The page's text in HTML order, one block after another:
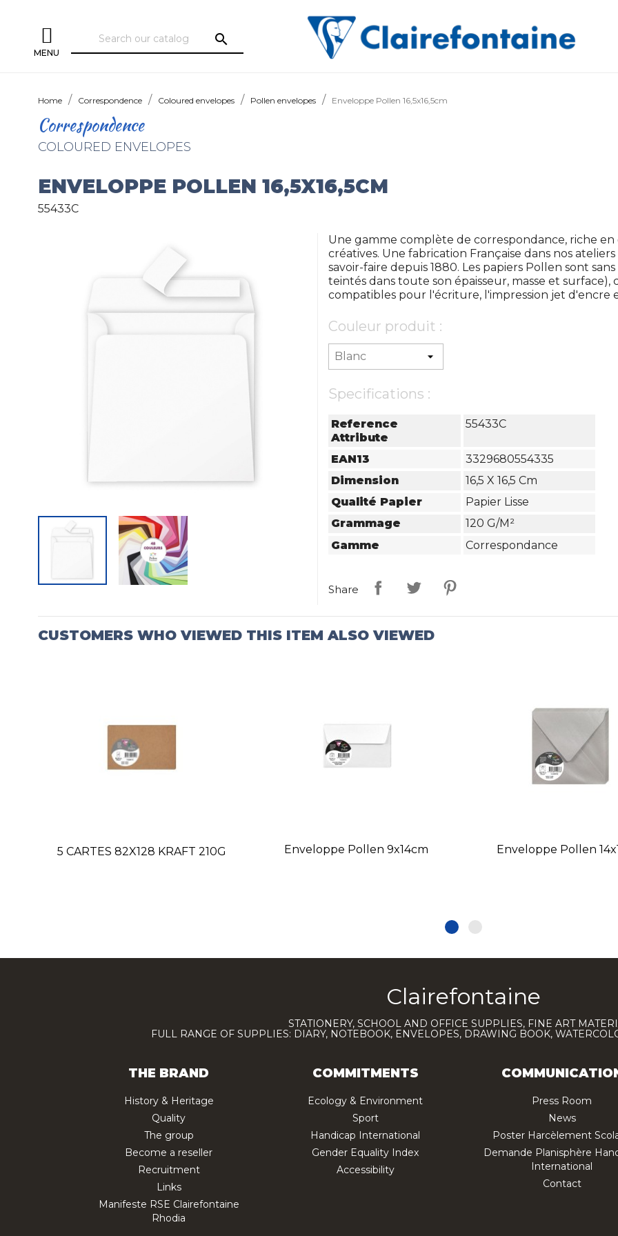
MENU
search
Home Correspondence Coloured envelopes Pollen envelopes Enveloppe Pollen 16,5x16,5cm
Correspondence
COLOURED ENVELOPES
ENVELOPPE POLLEN 16,5X16,5CM
55433C
Une gamme complète de correspondance, riche
créatives. Une fabrication Française dans nos
savoir-faire depuis 1880. Les papiers Pollen sont
teintés dans toute son épaisseur, masse et
compatibles pour l'écriture, l'impression jet d'encre
Couleur produit :
Specifications :
Reference
Attribute
55433C
EAN13
3329680554335
Dimension
16,5 X 16,5 Cm
Qualité Papier
Papier Lisse
Grammage
120 G/m²
Gamme
Correspondance
Share
CUSTOMERS WHO VIEWED THIS ITEM ALSO VIEWED
5 CARTES 82X128 KRAFT 210G Enveloppe Pollen 9x14cm
Enveloppe Pollen
Clairefontaine
STATIONERY, SCHOOL AND OFFICE SUPPLIES, FINE ART
FULL RANGE OF SUPPLIES: DIARY, NOTEBOOK, ENVELOPES, DRAWING BOOK,
THE BRAND
History & Heritage
Quality
The group
Become a reseller
Recruitment
Links
Manifeste RSE Clairefontaine
Rhodia
COMMITMENTS
Ecology & Environment
Sport
Handicap International
Gender Equality Index
Accessibility
Press Room
News
Poster Harcèlement
Demande Planisphère
International
Contact